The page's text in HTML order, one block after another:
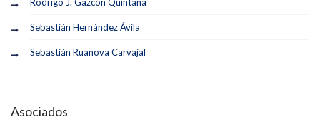
Rodrigo J. Gazcón Quintana
Sebastián Hernández Ávila
Sebastián Ruanova Carvajal
Asociados